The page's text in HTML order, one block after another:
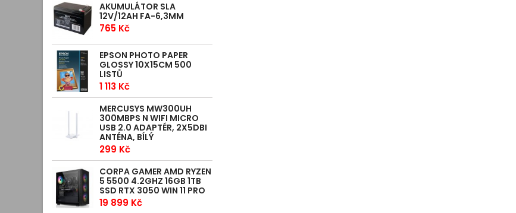
AKUMULÁTOR SLA
12V/12AH FA-6,3MM
765 Kč
EPSON PHOTO PAPER
GLOSSY 10X15CM 500
LISTŮ
1 113 Kč
MERCUSYS MW300UH
300MBPS N WIFI MICRO
USB 2.0 ADAPTÉR, 2X5DBI
ANTÉNA, BÍLÝ
299 Kč
CORPA GAMER AMD RYZEN
5 5500 4.2GHZ 16GB 1TB
SSD RTX 3050 WIN 11 PRO
19 899 Kč